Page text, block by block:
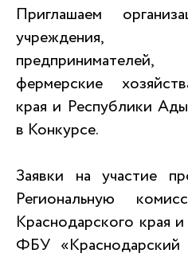
Приглашаем
учреждения,
фермерские
края и Республики
в Конкурсе.
Заявки на участие
Региональную
Краснодарского края
ФБУ